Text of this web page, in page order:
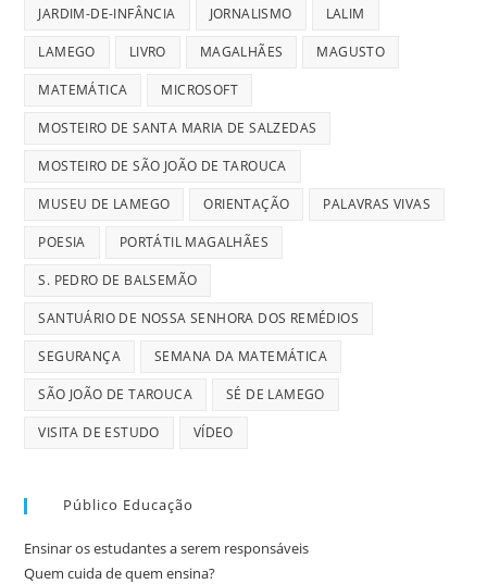
JARDIM-DE-INFÂNCIA JORNALISMO LALIM
LAMEGO LIVRO MAGALHÃES MAGUSTO
MATEMÁTICA MICROSOFT
MOSTEIRO DE SANTA MARIA DE SALZEDAS
MOSTEIRO DE SÃO JOÃO DE TAROUCA
MUSEU DE LAMEGO ORIENTAÇÃO PALAVRAS VIVAS
POESIA PORTÁTIL MAGALHÃES
S. PEDRO DE BALSEMÃO
SANTUÁRIO DE NOSSA SENHORA DOS REMÉDIOS
SEGURANÇA SEMANA DA MATEMÁTICA
SÃO JOÃO DE TAROUCA SÉ DE LAMEGO
VISITA DE ESTUDO VÍDEO
Público Educação
Ensinar os estudantes a serem responsáveis
Quem cuida de quem ensina?